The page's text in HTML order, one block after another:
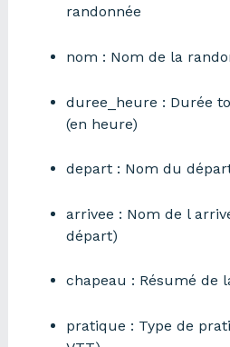
randonnée
nom : Nom de la
duree_heure : Durée
(en heure)
depart : Nom du
arrivee : Nom de l
départ)
chapeau : Résumé de
pratique : Type de